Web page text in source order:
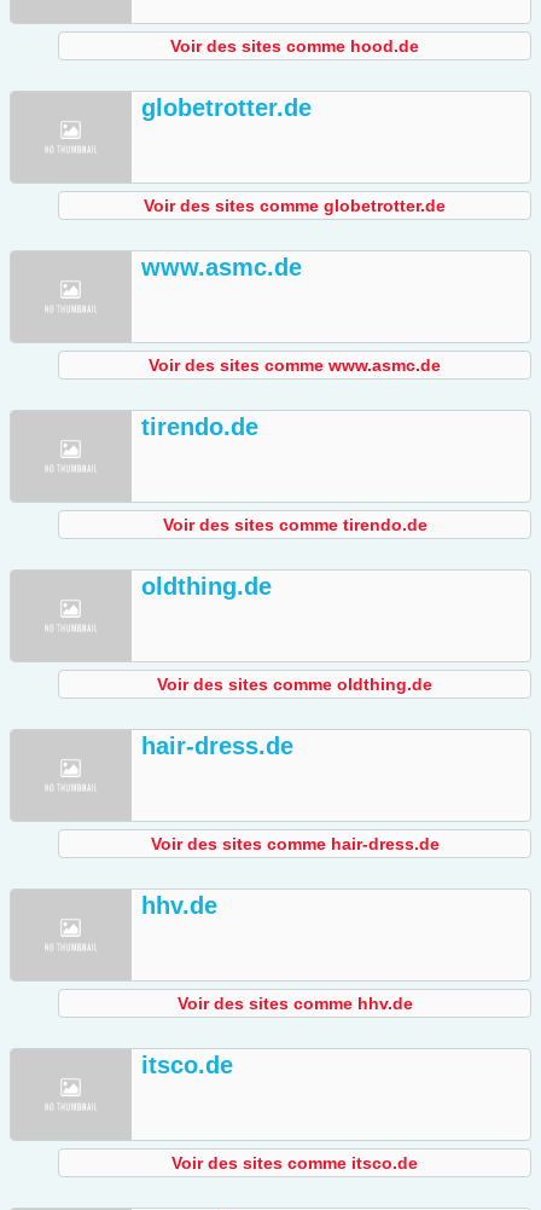
Voir des sites comme hood.de
globetrotter.de
Voir des sites comme globetrotter.de
www.asmc.de
Voir des sites comme www.asmc.de
tirendo.de
Voir des sites comme tirendo.de
oldthing.de
Voir des sites comme oldthing.de
hair-dress.de
Voir des sites comme hair-dress.de
hhv.de
Voir des sites comme hhv.de
itsco.de
Voir des sites comme itsco.de